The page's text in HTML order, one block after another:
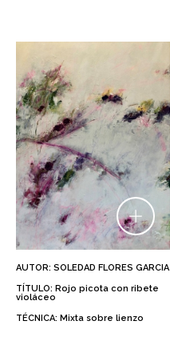
AUTOR: SOLEDAD FLORES GARCIA
TÍTULO: Rojo picota con ribete
violáceo
TÉCNICA: Mixta sobre lienzo